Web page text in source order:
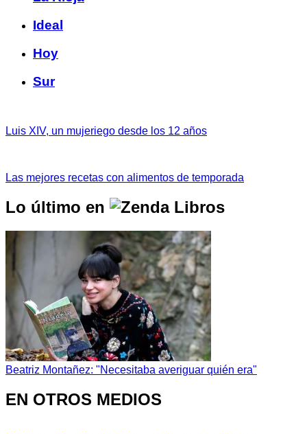
Ideal
Hoy
Sur
Luis XIV, un mujeriego desde los 12 años
Las mejores recetas con alimentos de temporada
Lo último en
Beatriz Montañez: "Necesitaba averiguar quién era"
EN OTROS MEDIOS